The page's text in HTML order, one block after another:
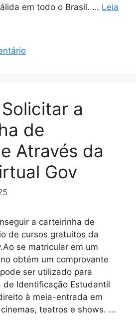
em todo o Brasil. … Leia
a
de
Através da
Gov
a carteirinha de
de cursos gratuitos da
se matricular em um
obtém um comprovante
ser utilizado para
de Identificação Estudantil
à meia-entrada em
teatros e shows. …